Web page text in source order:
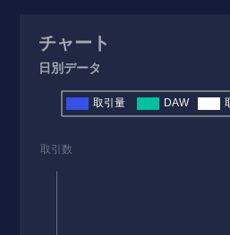
チャート
日別データ